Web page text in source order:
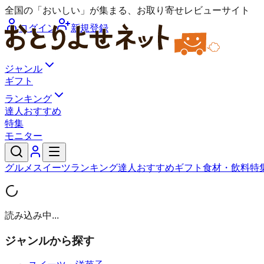
全国の「おいしい」が集まる、お取り寄せレビューサイト
ログイン
新規登録
ジャンル
ギフト
ランキング
達人おすすめ
特集
モニター
グルメ スイーツランキング達人おすすめギフト 食材・飲料特
読み込み中...
ジャンルから探す